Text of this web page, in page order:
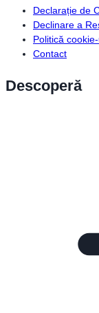
Declarație de
Declinare a
Politică
Contact
Descoperă